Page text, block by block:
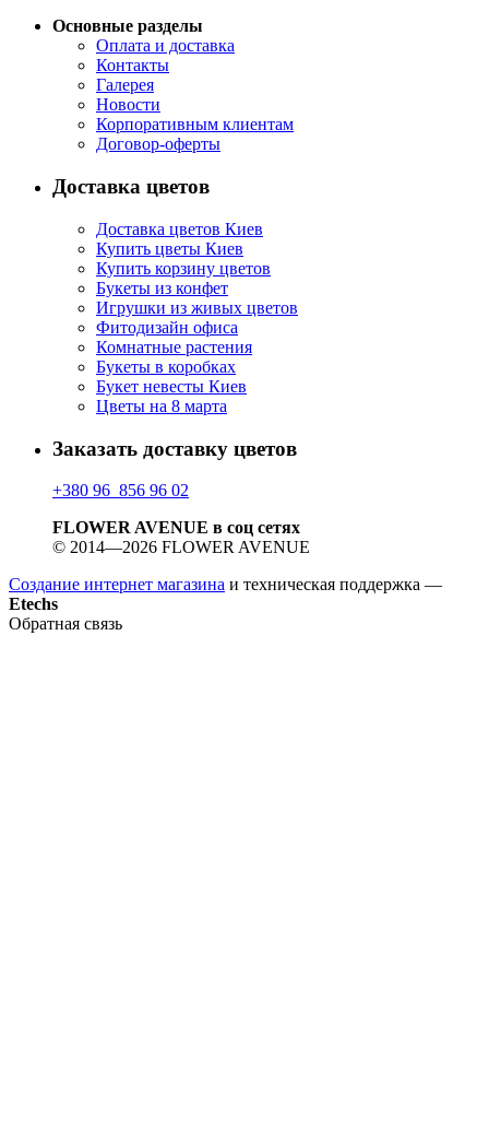
Основные разделы
Оплата и доставка
Контакты
Галерея
Новости
Корпоративным клиентам
Договор-оферты
Доставка цветов
Доставка цветов Киев
Купить цветы Киев
Купить корзину цветов
Букеты из конфет
Игрушки из живых цветов
Фитодизайн офиса
Комнатные растения
Букеты в коробках
Букет невесты Киев
Цветы на 8 марта
Заказать доставку цветов
+380 96 856 96 02
FLOWER AVENUE в соц сетях
© 2014—2026 FLOWER AVENUE
Создание интернет магазина и техническая поддержка —
Etechs
Обратная связь